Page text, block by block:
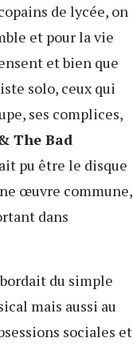
de lycée, on
et pour la vie
et bien que
solo, ceux qui
ses complices,
The Bad
pu être le disque
œuvre commune,
dans
du simple
mais aussi au
sociales et